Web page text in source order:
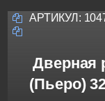
АРТИКУЛ:
Дверная
(Пьеро)